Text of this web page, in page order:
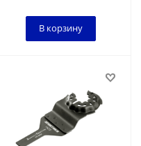
В корзину